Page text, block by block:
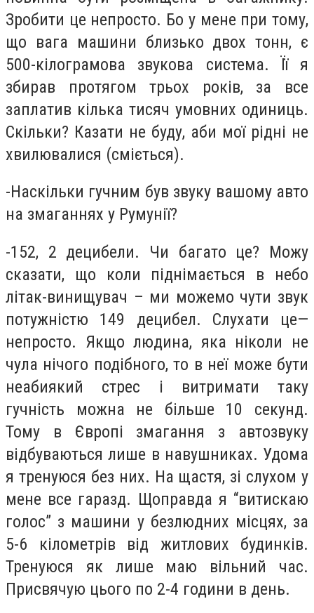
Зробити це непросто. Бо у мене при тому,
що вага машини близько двох тонн, є
500-кілограмова звукова система. Її я
збирав протягом трьох років, за все
заплатив кілька тисяч умовних одиниць.
Скільки? Казати не буду, аби мої рідні не
хвилювалися (сміється).
-Наскільки гучним був звуку вашому авто
на змаганнях у Румунії?
-152, 2 децибели. Чи багато це? Можу
сказати, що коли піднімається в небо
літак-винищувач – ми можемо чути звук
потужністю 149 децибел. Слухати це—
непросто. Якщо людина, яка ніколи не
чула нічого подібного, то в неї може бути
неабиякий стрес і витримати таку
гучність можна не більше 10 секунд.
Тому в Європі змагання з автозвуку
відбуваються лише в навушниках. Удома
я тренуюся без них. На щастя, зі слухом у
мене все гаразд. Щоправда я “витискаю
голос” з машини у безлюдних місцях, за
5-6 кілометрів від житлових будинків.
Тренуюся як лише маю вільний час.
Присвячую цього по 2-4 години в день.